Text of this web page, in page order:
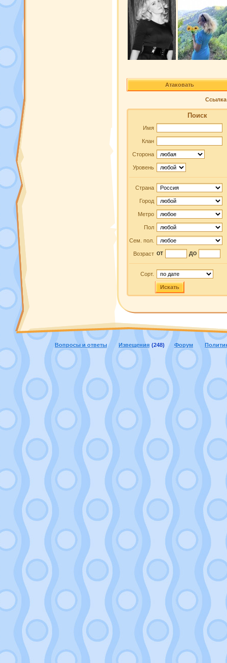
Атаковать
Ссылка
Поиск
Имя
Клан
Сторона
Уровень
Страна
Город
Метро
Пол
Сем. пол.
Возраст от до
Сорт.
Искать
Вопросы и ответы Извещения (248) Форум